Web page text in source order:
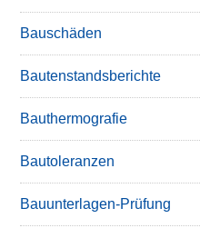
Bauschäden
Bautenstandsberichte
Bauthermografie
Bautoleranzen
Bauunterlagen-Prüfung